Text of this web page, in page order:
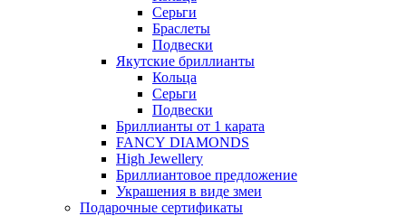
Серьги
Браслеты
Подвески
Якутские бриллианты
Кольца
Серьги
Подвески
Бриллианты от 1 карата
FANCY DIAMONDS
High Jewellery
Бриллиантовое предложение
Украшения в виде змеи
Подарочные сертификаты